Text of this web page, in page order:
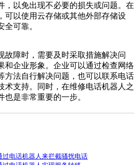
，以免出现不必要的损失或问题。在
可以使用云存储或其他外部存储设
可靠。
故障时，需要及时采取措施解决问
和企业形象。企业可以通过检查网络
方法自行解决问题，也可以联系电话
术支持。同时，在维修电话机器人之
是非常重要的一步。
过电话机器人来拦截骚扰电话